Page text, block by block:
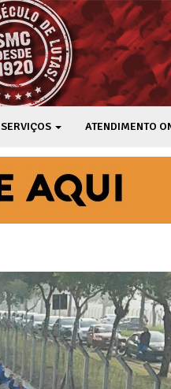
SERVIÇOS ATENDIMENTO